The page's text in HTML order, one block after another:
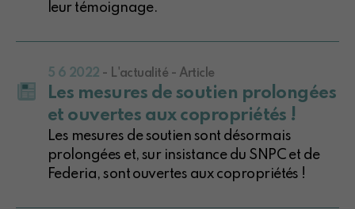
leur témoignage.
5 6 2022 - L'actualité - Article
Les mesures de soutien prolongées
et ouvertes aux copropriétés !
Les mesures de soutien sont désormais
prolongées et, sur insistance du SNPC et de
Federia, sont ouvertes aux copropriétés !